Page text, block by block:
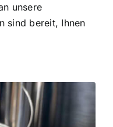
unsere
sind bereit, Ihnen